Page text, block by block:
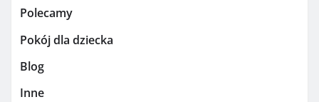
Polecamy
Pokój dla dziecka
Blog
Inne